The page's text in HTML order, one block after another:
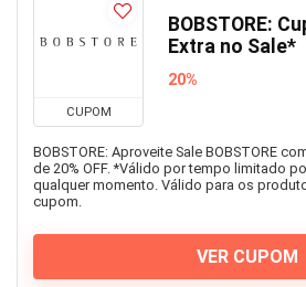
CUPOM
BOBSTORE:
Extra no Sale*
20%
BOBSTORE: Aproveite Sale BOBSTORE
de 20% OFF. *Válido por tempo limitado
qualquer momento. Válido para os
cupom.
VER CUPOM